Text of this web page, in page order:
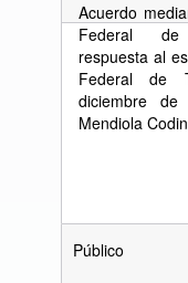
Acuerdo
Federal de
respuesta al
Federal de
diciembre
Mendiola
Público